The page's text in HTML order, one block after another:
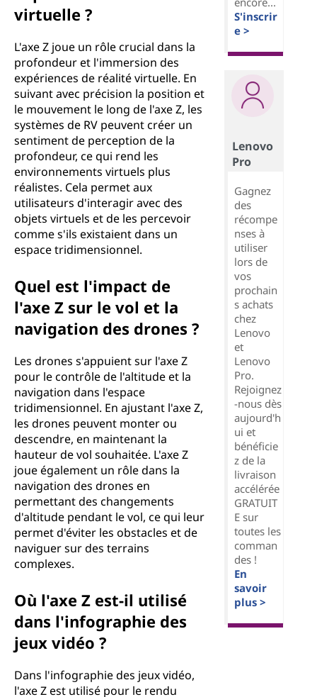
virtuelle ?
L'axe Z joue un rôle crucial dans la
profondeur et l'immersion des
expériences de réalité virtuelle. En
suivant avec précision la position et
le mouvement le long de l'axe Z, les
systèmes de RV peuvent créer un
sentiment de perception de la
profondeur, ce qui rend les
environnements virtuels plus
réalistes. Cela permet aux
utilisateurs d'interagir avec des
objets virtuels et de les percevoir
comme s'ils existaient dans un
espace tridimensionnel.
Quel est l'impact de
l'axe Z sur le vol et la
navigation des drones ?
Les drones s'appuient sur l'axe Z
pour le contrôle de l'altitude et la
navigation dans l'espace
tridimensionnel. En ajustant l'axe Z,
les drones peuvent monter ou
descendre, en maintenant la
hauteur de vol souhaitée. L'axe Z
joue également un rôle dans la
navigation des drones en
permettant des changements
d'altitude pendant le vol, ce qui leur
permet d'éviter les obstacles et de
naviguer sur des terrains
complexes.
Où l'axe Z est-il utilisé
dans l'infographie des
jeux vidéo ?
Dans l'infographie des jeux vidéo,
l'axe Z est utilisé pour le rendu
S'inscrir
e >
Lenovo
Pro
Gagnez
des
récompe
nses à
utiliser
lors de
vos
prochain
s achats
chez
Lenovo
et
Lenovo
Pro.
Rejoignez
-nous dès
aujourd'h
ui et
bénéficie
z de la
livraison
accélérée
GRATUIT
E sur
toutes les
comman
des !
En
savoir
plus >